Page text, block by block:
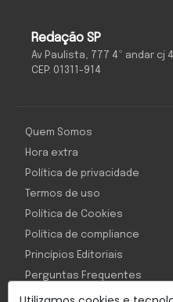
Redação SP
Av Paulista, 777 4º andar cj
CEP: 01311-914
Quem Somos
Hora extra
Política de privacidade
Termos de uso
Política de Cookies
Política de compliance
Princípios Editoriais
Perguntas Frequentes